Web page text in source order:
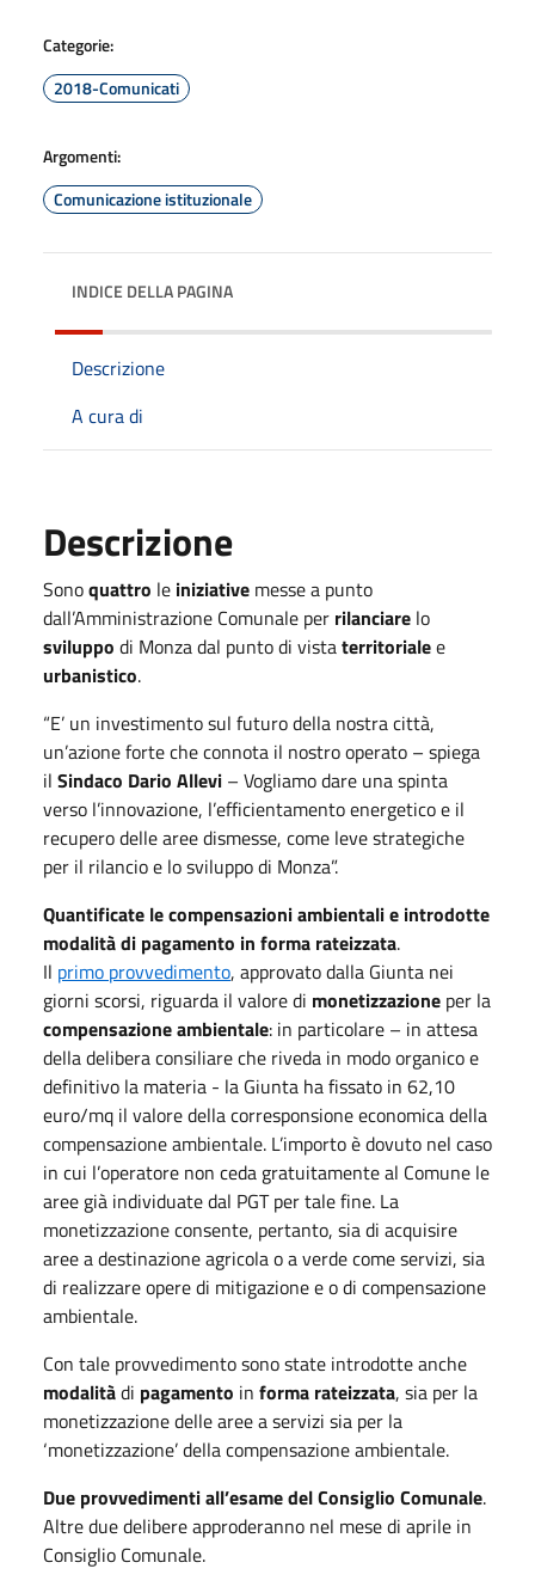
Categorie:
2018-Comunicati
Argomenti:
Comunicazione istituzionale
INDICE DELLA PAGINA
Descrizione
A cura di
Descrizione
Sonoquattro le iniziative messe a punto
dall’Amministrazione Comunale per rilanciare lo
sviluppo di Monza dal punto di vistaterritorialee
urbanistico.
“E’ un investimento sul futuro della nostra città,
un’azione forte che connota il nostro operato – spiega
il Sindaco Dario Allevi – Vogliamo dare una spinta
verso l’innovazione, l’efficientamento energetico e il
recupero delle aree dismesse, come leve strategiche
per il rilancio e lo sviluppo di Monza”.
Quantificate le compensazioni ambientali e introdotte
modalità di pagamento in forma rateizzata.
Il primo provvedimento, approvato dalla Giunta nei
giorni scorsi, riguarda il valore di monetizzazione per la
compensazione ambientale: in particolare – in attesa
della delibera consiliare che riveda in modo organico e
definitivo la materia - la Giunta ha fissato in 62,10
euro/mq il valore della corresponsione economica della
compensazione ambientale. L’importo è dovuto nel caso
in cui l’operatore non ceda gratuitamente al Comune le
aree già individuate dal PGT per tale fine. La
monetizzazione consente, pertanto, sia di acquisire
aree a destinazione agricola o a verde come servizi, sia
di realizzare opere di mitigazione e o di compensazione
ambientale.
Con tale provvedimento sono state introdotte anche
modalitàdi pagamento in forma rateizzata, sia per la
monetizzazione delle aree a servizi sia per la
‘monetizzazione’ della compensazione ambientale.
Due provvedimentiall’esame del Consiglio Comunale.
Altre due delibere approderanno nel mese di aprile in
Consiglio Comunale.